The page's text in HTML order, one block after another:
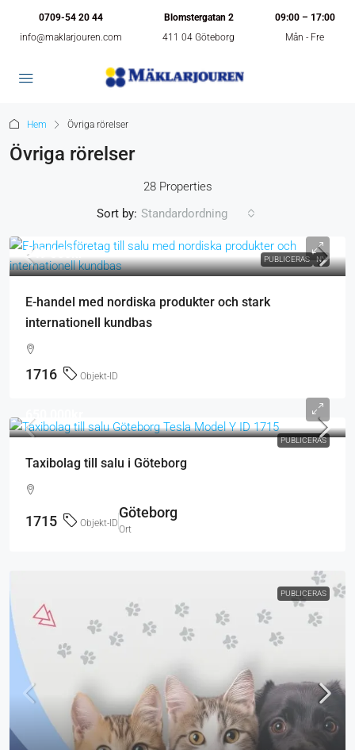
0709-54 20 44
info@maklarjouren.com
Blomstergatan 2
411 04 Göteborg
09:00 – 17:00
Mån - Fre
Hem Övriga rörelser
Övriga rörelser
28 Properties
Sort by: Standardordning
PUBLICERAS NY
349 000kr
E-handel med nordiska produkter och stark
internationell kundbas
1716 Objekt-ID
PUBLICERAS
Taxibolag till salu i Göteborg
1715 Objekt-ID
Göteborg
Ort
PUBLICERAS